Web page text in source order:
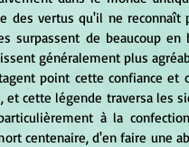
des vertus qu'il ne
surpassent de beaucoup
généralement plus
point cette confiance et
cette légende traversa les
à la
centenaire, d'en faire une